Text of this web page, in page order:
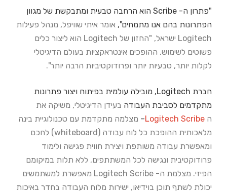
"פתרון ה- Scribe הוא הרחבה טבעית ומתבקשת של מגוון
הפתרונות בהם אנו מתמחים", אומר איתי שוויפל, מנהל פעילות
Logitech ישראל, "החזון של Logitech הוא ליצור
כלים
פשוטים לשימוש, ההופכים אינטראקציות בעולם הדיגיטלי
לקלות יותר, טבעיות יותר ופרודוקטיביות הרבה יותר".
חברת Logitech, מובילה עולמית בפיתוח ויצור פתרונות
מתקדמים לסביבת העבודה בעידן הדיגיטלי, משיקה את
ה Logitech Scribe
– מצלמה מתקדמת עם טכנולוגיית בינה
מלאכותית ההופכת
כל לוח עבודה (whiteboard) לחכם
ומאפשרת עבודה משותפת ויצירת חווית פגישה ולימוד
פרודוקטיבית ונגישה לכל המשתתפים, ללא תלות במיקומם
הפיזי. מצלמת ה-
Logitech Scribe מאפשרת למשתמשים
יכולת לשתף תוכן בוידיאו, ישירות מלוח העבודה בחדר באיכות